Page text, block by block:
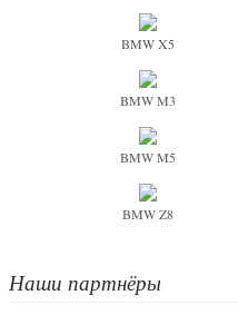
BMW X5
BMW M3
BMW M5
BMW Z8
Наши партнёры